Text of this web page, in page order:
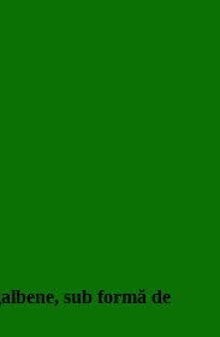
sub formă de